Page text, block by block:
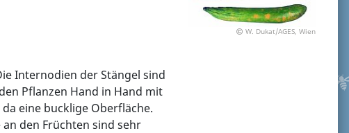
Internodien der Stängel sind
Pflanzen Hand in Hand mit
eine bucklige Oberfläche.
den Früchten sind sehr
W. Dukat/AGES, Wien